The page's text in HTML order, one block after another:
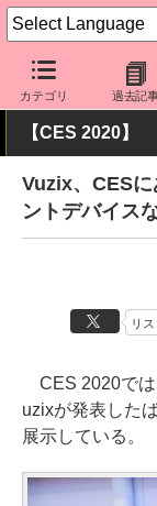
カテゴリ 過去記
ケータイ Watch 周
【CES 2020】
Vuzix、CES
ントデバイス
リス
CES 2020では
uzixが発表した
展示している。